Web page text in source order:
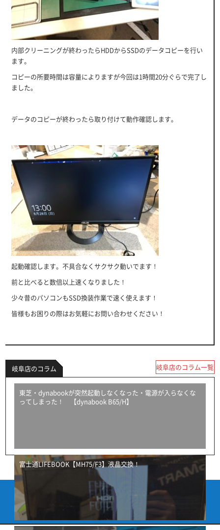
内部クリーニングが終わったらHDDからSSDのデータコピーを行い
ます。
コピーの所要時間は容量によりますが今回は1時間20分ぐらで完了し
ました。
データのコピーが終わったら取り付けて動作確認します。
起動確認します。不具合なくサクサク動いでます！
前と比べると数倍以上速くなりました！
少々昔のパソコンもSSD換装作業で速く使えます！
皆様もお困りの際はお気軽にお問い合わせください！
岐阜店のコラム 岐阜店のコラム一覧
東芝・dynabookが突然起動しなくなった・電源が入らなくな
ってしまった！ 【dynabook B65/H】
富士通LIFEBOOK【MH75/F3】液晶交換！
対応メーカー
maker information